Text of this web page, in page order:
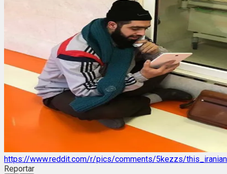
https://www.reddit.com/r/pics/comments/5kezzs/
Reportar